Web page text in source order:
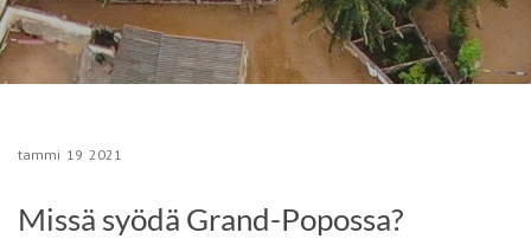
tammi 19 2021
Missä syödä Grand-Popossa?